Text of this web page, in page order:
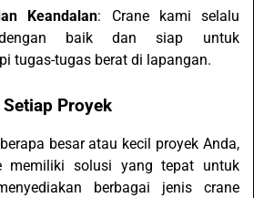
Keandalan: Crane kami selalu
baik dan siap untuk
tugas-tugas berat di lapangan.
Proyek
besar atau kecil proyek Anda,
memiliki solusi yang tepat untuk
berbagai jenis crane